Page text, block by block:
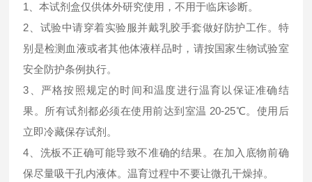
1、本试剂盒仅供体外研究使用，不用于临床诊断。
2、试验中请穿着实验服并戴乳胶手套做好防护工作。特
别是检测血液或者其他体液样品时，请按国家生物试验室
安全防护条例执行。
3、严格按照规定的时间和温度进行温育以保证准确结
果。所有试剂都必须在使用前达到室温 20-25℃。使用后
立即冷藏保存试剂。
4、洗板不正确可能导致不准确的结果。在加入底物前确
保尽量吸干孔内液体。温育过程中不要让微孔干燥掉。